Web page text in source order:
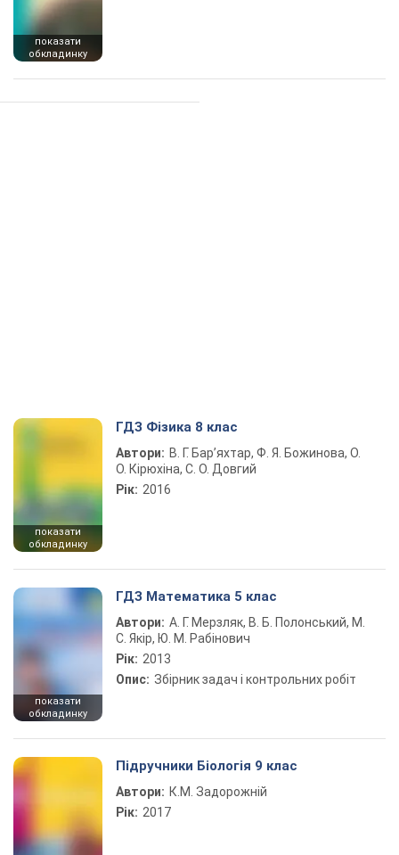
показати
обкладинку
показати
обкладинку
ГДЗ Фізика 8 клас
Автори: В. Г. Бар’яхтар, Ф. Я. Божинова, О.
О. Кірюхіна, С. О. Довгий
Рік: 2016
показати
обкладинку
ГДЗ Математика 5 клас
Автори: А. Г. Мерзляк, В. Б. Полонський, М.
С. Якір, Ю. М. Рабінович
Рік: 2013
Опис: Збірник задач і контрольних робіт
Підручники Біологія 9 клас
Автори: К.М. Задорожній
Рік: 2017